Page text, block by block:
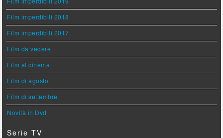
Film imperdibili 2018
Film imperdibili 2017
Film da vedere
Film al cinema
Film di agosto
Film di settembre
Novità in Dvd
Serie TV